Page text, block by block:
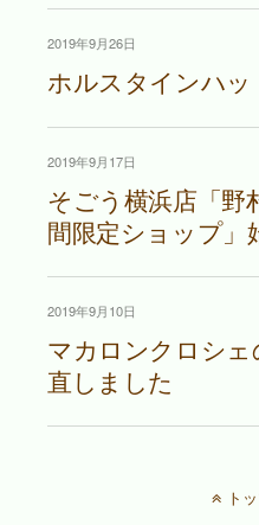
2019年9月26日
ホルスタインハッ
2019年9月17日
そごう横浜店「野
間限定ショップ」
2019年9月10日
マカロンクロシェ
直しました
ト